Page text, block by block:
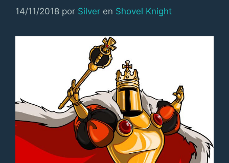
14/11/2018 por Silver en Categorías
Shovel Knight